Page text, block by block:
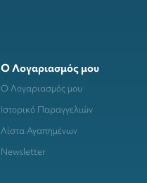
Ο Λογαριασμός μου
Ο Λογαριασμός μου
Ιστορικό Παραγγελιών
Λίστα Αγαπημένων
Newsletter